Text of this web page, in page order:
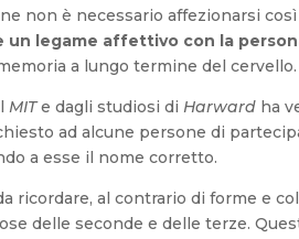
non è necessario affezionarsi
un legame affettivo con la
a lungo termine del cervello.
MITe dagli studiosi diHarward ha
ad alcune persone di
a esse il nome corretto.
al contrario di forme e
delle seconde e delle terze.